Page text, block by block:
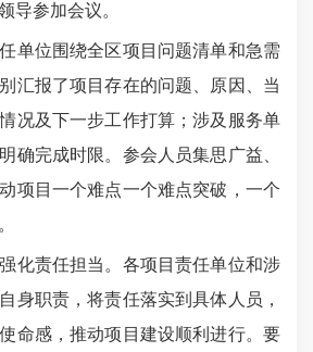
导参加会议。
位围绕全区项目问题清单和急需
汇报了项目存在的问题、原因、当
况及下一步工作打算；涉及服务单
确完成时限。参会人员集思广益、
项目一个难点一个难点突破，一个
责任担当。各项目责任单位和涉
身职责，将责任落实到具体人员，
命感，推动项目建设顺利进行。要